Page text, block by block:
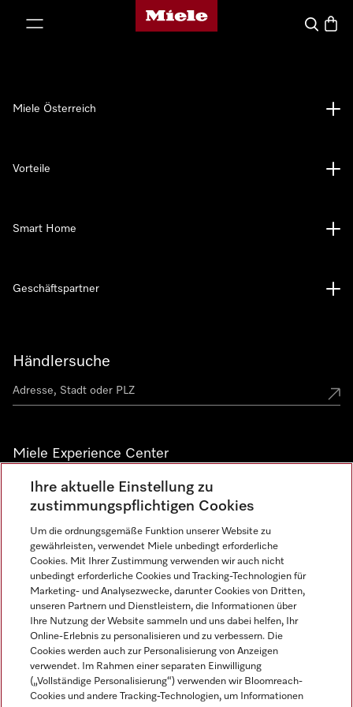
Miele-Homepage
Suche
Händlersuche
Miele Experience Center
Alle Miele Experience Center anzeigen
Newsletter
Miele Österreich
Vorteile
Smart Home
Geschäftspartner
Miele auf Instagram
Miele auf Facebook
Miele auf Youtube
Ihre aktuelle Einstellung zu
zustimmungspflichtigen Cookies
Um die ordnungsgemäße Funktion unserer Website zu
gewährleisten, verwendet Miele unbedingt erforderliche
Cookies. Mit Ihrer Zustimmung verwenden wir auch nicht
unbedingt erforderliche Cookies und Tracking-Technologien für
Marketing- und Analysezwecke, darunter Cookies von Dritten,
unseren Partnern und Dienstleistern, die Informationen über
Ihre Nutzung der Website sammeln und uns dabei helfen, Ihr
Online-Erlebnis zu personalisieren und zu verbessern. Die
Cookies werden auch zur Personalisierung von Anzeigen
verwendet. Im Rahmen einer separaten Einwilligung
(„Vollständige Personalisierung“) verwenden wir Bloomreach-
Cookies und andere Tracking-Technologien, um Informationen